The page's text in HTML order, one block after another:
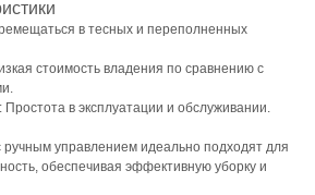
в тесных и переполненных
стоимость владения по сравнению с
в эксплуатации и обслуживании.
управлением идеально подходят для
обеспечивая эффективную уборку и